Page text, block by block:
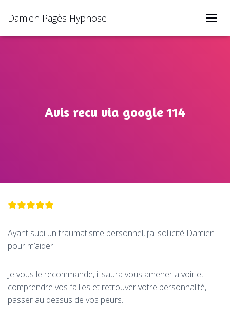
Damien Pagès Hypnose
Avis recu via google 114
Ayant subi un traumatisme personnel, j’ai sollicité Damien
pour m’aider.
Je vous le recommande, il saura vous amener a voir et
comprendre vos failles et retrouver votre personnalité,
passer au dessus de vos peurs.